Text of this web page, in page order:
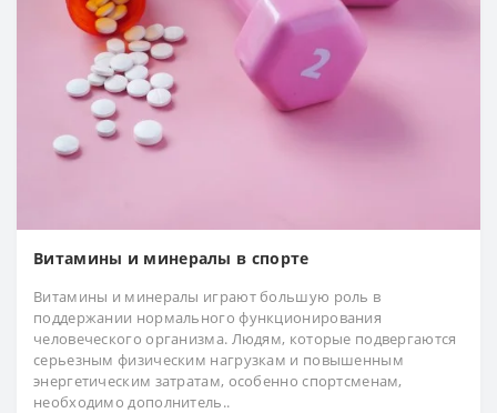
Витамины и минералы в спорте
Витамины и минералы играют большую роль в
поддержании нормального функционирования
человеческого организма. Людям, которые подвергаются
серьезным физическим нагрузкам и повышенным
энергетическим затратам, особенно спортсменам,
необходимо дополнитель..